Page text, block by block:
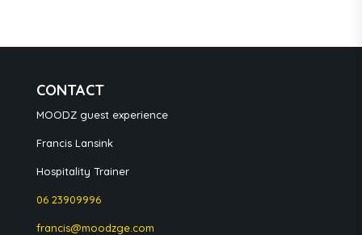
CONTACT
MOODZ guest experience
Francis Lansink
Hospitality Trainer
06 23909996
francis@moodzge.com